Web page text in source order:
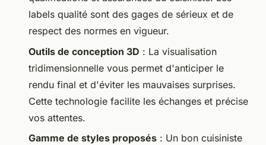
labels qualité sont des gages de sérieux et de
respect des normes en vigueur.
Outils de conception 3D : La visualisation
tridimensionnelle vous permet d'anticiper le
rendu final et d'éviter les mauvaises surprises.
Cette technologie facilite les échanges et précise
vos attentes.
Gamme de styles proposés : Un bon cuisiniste